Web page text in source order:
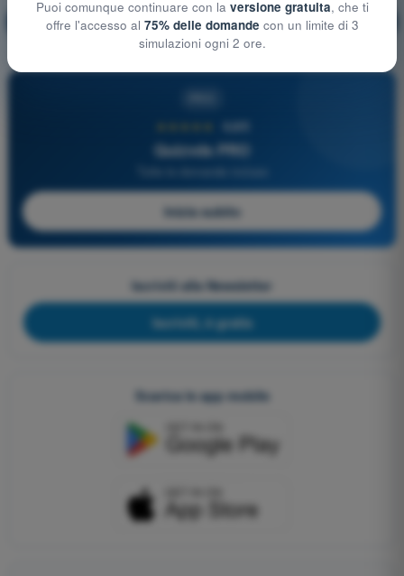
🔒 PRO Spiegazione domanda
4,6/5
Quizvds PRO
Inizia subito
Iscriviti alla Newsletter
Iscriviti, è gratis
Scarica le app mobile
Puoi comunque continuare con la versione gratuita, che ti
offre l'accesso al 75% delle domande con un limite di 3
simulazioni ogni 2 ore.